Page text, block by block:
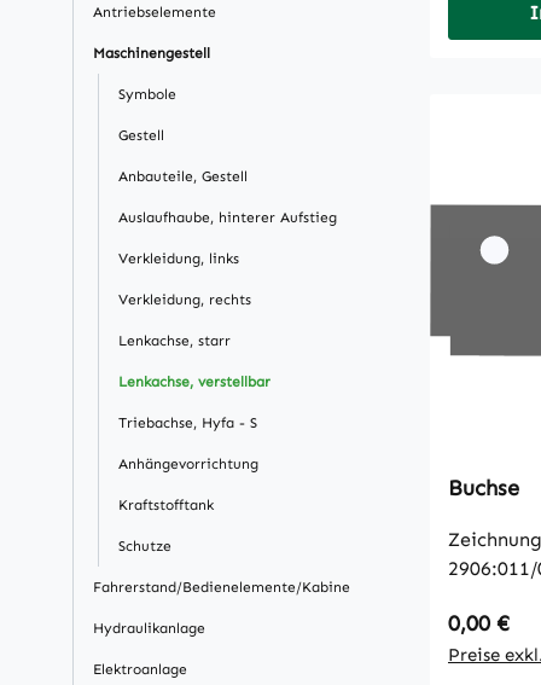
Antriebselemente
Maschinengestell
Symbole
Gestell
Anbauteile, Gestell
Auslaufhaube, hinterer Aufstieg
Verkleidung, links
Verkleidung, rechts
Lenkachse, starr
Lenkachse, verstellbar
Triebachse, Hyfa - S
Anhängevorrichtung
Kraftstofftank
Schutze
Fahrerstand/Bedienelemente/Kabine
Hydraulikanlage
Elektroanlage
Buchse
0,00 €
Preise